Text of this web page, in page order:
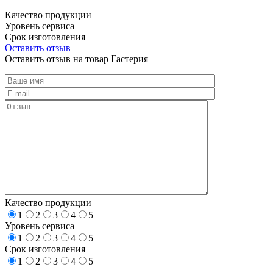
Качество продукции
Уровень сервиса
Срок изготовления
Оставить отзыв
Оставить отзыв на товар Гастерия
Качество продукции
1
2 3 4
5
Уровень сервиса
1
2 3 4
5
Срок изготовления
1
2 3 4
5